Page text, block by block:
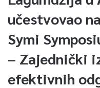
učestvovao
Symi
– Zajednički
efektivnih